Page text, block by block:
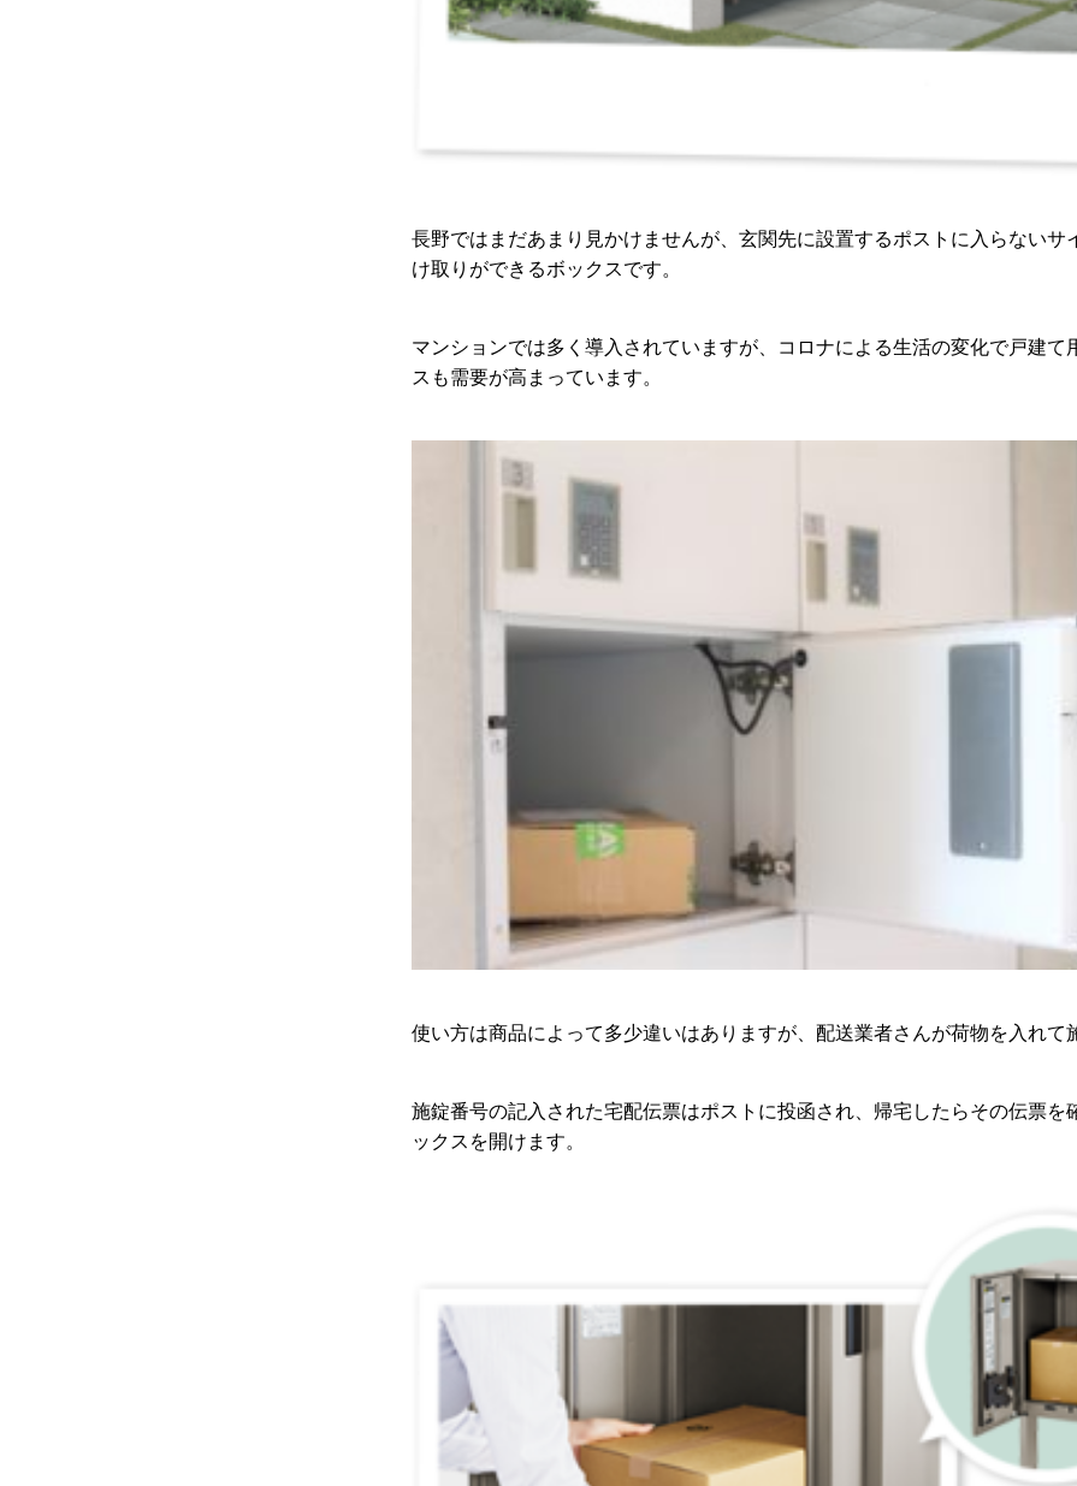
長野ではまだあまり見かけませんが、玄関先に設置するポストに入らないサ
け取りができるボックスです。
マンションでは多く導入されていますが、コロナによる生活の変化で戸建て
スも需要が高まっています。
使い方は商品によって多少違いはありますが、配送業者さんが荷物を入れて
施錠番号の記入された宅配伝票はポストに投函され、帰宅したらその伝票を
ックスを開けます。